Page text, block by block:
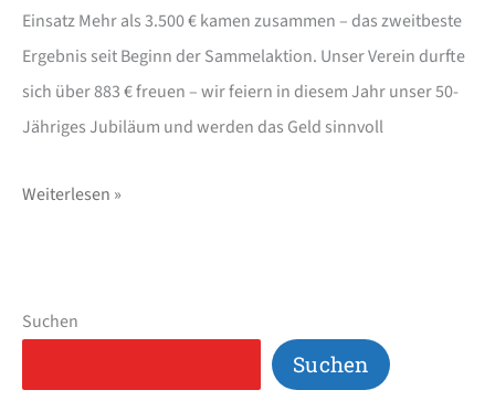
Einsatz Mehr als 3.500 € kamen zusammen – das zweitbeste
Ergebnis seit Beginn der Sammelaktion. Unser Verein durfte
sich über 883 € freuen – wir feiern in diesem Jahr unser 50-
Jähriges Jubiläum und werden das Geld sinnvoll
Weiterlesen »
Suchen
Suchen